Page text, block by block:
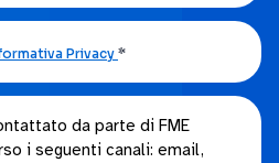
Privacy *
da parte di FME
i seguenti canali: email,